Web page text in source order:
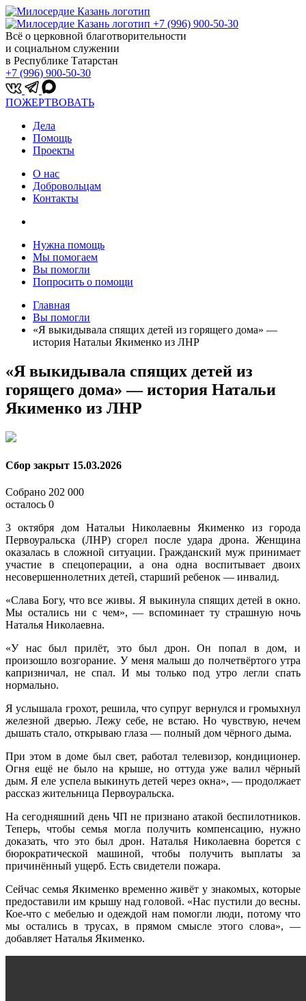
+7 (996) 900-50-30
Всё о церковной благотворительности
и социальном служении
в Республике Татарстан
+7 (996) 900-50-30
ПОЖЕРТВОВАТЬ
Дела
Помощь
Проекты
О нас
Добровольцам
Контакты
Нужна помощь
Мы помогаем
Вы помогли
Попросить о помощи
Главная
Вы помогли
«Я выкидывала спящих детей из горящего дома» —
история Натальи Якименко из ЛНР
«Я выкидывала спящих детей из
горящего дома» — история Натальи
Якименко из ЛНР
Сбор закрыт 15.03.2026
Собрано 202 000
осталось 0
3 октября дом Натальи Николаевны Якименко из города
Первоуральска (ЛНР) сгорел после удара дрона. Женщина
оказалась в сложной ситуации. Гражданский муж принимает
участие в спецоперации, а она одна воспитывает двоих
несовершеннолетних детей, старший ребенок — инвалид.
«Слава Богу, что все живы. Я выкинула спящих детей в окно.
Мы остались ни с чем», — вспоминает ту страшную ночь
Наталья Николаевна.
«У нас был прилёт, это был дрон. Он попал в дом, и
произошло возгорание. У меня малыш до полчетвёртого утра
капризничал, не спал. И мы только под утро легли спать
нормально.
Я услышала грохот, решила, что супруг вернулся и громыхнул
железной дверью. Лежу себе, не встаю. Но чувствую, нечем
дышать стало, открываю глаза — полный дом чёрного дыма.
При этом в доме был свет, работал телевизор, кондиционер.
Огня ещё не было на крыше, но оттуда уже валил чёрный
дым. Я еле успела выкинуть детей через окна», — продолжает
рассказ жительница Первоуральска.
На сегодняшний день ЧП не признано атакой беспилотников.
Теперь, чтобы семья могла получить компенсацию, нужно
доказать, что это был дрон. Наталья Николаевна борется с
бюрократической машиной, чтобы получить выплаты за
причинённый ущерб. Есть свидетели пожара.
Сейчас семья Якименко временно живёт у знакомых, которые
предоставили им крышу над головой. «Нас пустили до весны.
Кое-что с мебелью и одеждой нам помогли люди, потому что
мы остались в трусах, в прямом смысле этого слова», —
добавляет Наталья Якименко.